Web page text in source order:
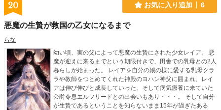
20 お気に入り追加 6
悪魔の生贄が救国の乙女になるまで
らな
幼い頃、実の父によって悪魔の生贄にされた少女レイア。 悪
魔が迎えに来るまでという期限付きで、田舎での乳母との2人
暮らしが始まった。 レイアを自分の娘の様に愛する乳母クラ
ラや教師をつとめてくれた神殿のヨハン神父に囲まれ、レイ
アは伸び伸びと成長していった。そして病気療養に来ていた
公爵令息エルフリードとの出会いもあり・・・。 そして自分
が生贄であるということを知らないまま15年が過ぎたある